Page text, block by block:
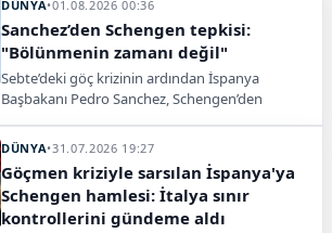
DÜNYA•01.08.2026 00:36
Sanchez’den Schengen tepkisi:
"Bölünmenin zamanı değil"
Sebte’deki göç krizinin ardından İspanya
Başbakanı Pedro Sanchez, Schengen’den
birlik mesajı verdi.
DÜNYA•31.07.2026 19:27
Göçmen kriziyle sarsılan İspanya'ya
Schengen hamlesi: İtalya sınır
kontrollerini gündeme aldı